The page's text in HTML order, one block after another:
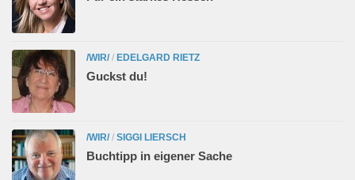
/WIR/ / EDELGARD RIETZ
Guckst du!
/WIR/ / SIGGI LIERSCH
Buchtipp in eigener Sache